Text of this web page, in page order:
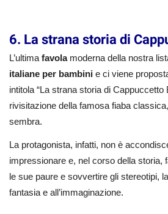
6. La strana storia di
L’ultima favolamoderna della nostra
italiane per bambini e ci viene
intitola “La strana storia di Cappuccetto
rivisitazione della famosa fiaba
sembra.
La protagonista, infatti, non è
impressionare e, nel corso della storia,
le sue paure e sovvertire gli stereotipi,
fantasia e all’immaginazione.